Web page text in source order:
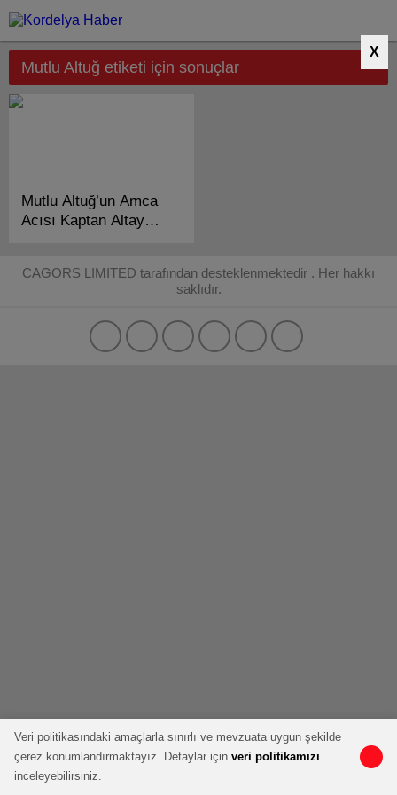
X
Mutlu Altuğ etiketi için sonuçlar
Mutlu Altuğ’un Amca
Acısı Kaptan Altay
CAGORS LIMITED tarafından desteklenmektedir . Her hakkı
saklıdır.
Veri politikasındaki amaçlarla sınırlı ve mevzuata uygun şekilde
çerez konumlandırmaktayız. Detaylar için veri politikamızı
inceleyebilirsiniz.